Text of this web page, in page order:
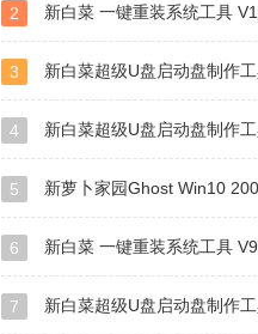
2 新白菜 一键重装系统工具
3 新白菜超级U盘启动盘制作工具V11.0（装
4 新白菜超级U盘启动盘制作工具V10.0
5 新萝卜家园Ghost Win10 2004
6 新白菜 一键重装系统工具
7 新白菜超级U盘启动盘制作工具V11.0在线安装